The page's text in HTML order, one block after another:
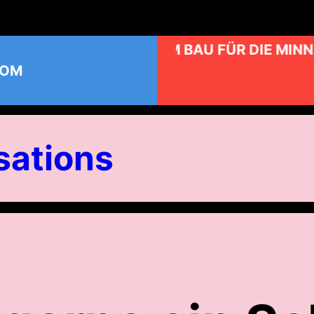
KUNST AM BAU FÜR DIE